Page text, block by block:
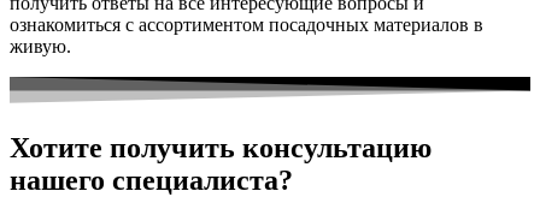
ознакомиться с ассортиментом посадочных материалов в
живую.
Хотите получить консультацию
нашего специалиста?